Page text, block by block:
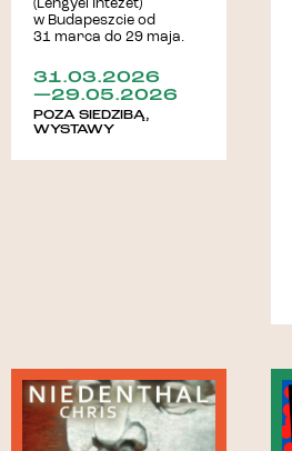
(Lengyel Intézet)
w Budapeszcie od
31 marca do 29 maja.
31.03.2026
—29.05.2026
POZA SIEDZIBĄ,
WYSTAWY